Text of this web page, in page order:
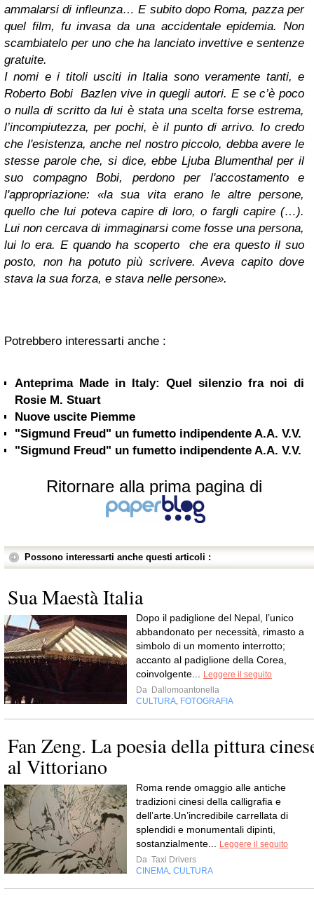
ammalarsi di infleunza… E subito dopo Roma, pazza per
quel film, fu invasa da una accidentale epidemia. Non
scambiatelo per uno che ha lanciato invettive e sentenze
gratuite.
I nomi e i titoli usciti in Italia sono veramente tanti, e
Roberto BobiBazlen vive in quegli autori. E se c’è poco
o nulla di scritto da lui è stata una scelta forse estrema,
l’incompiutezza, per pochi, è il punto di arrivo. Io credo
che l'esistenza, anche nel nostro piccolo, debba avere le
stesse parole che, si dice, ebbe Ljuba Blumenthal per il
suo compagno Bobi, perdono per l'accostamento e
l'appropriazione: «la sua vita erano le altre persone,
quello che lui poteva capire di loro, o fargli capire (…).
Lui non cercava di immaginarsi come fosse una persona,
lui lo era. E quando ha scoperto che era questo il suo
posto, non ha potuto più scrivere. Aveva capito dove
stava la sua forza, e stava nelle persone».
Potrebbero interessarti anche :
Anteprima Made in Italy: Quel silenzio fra noi di
Rosie M. Stuart
Nuove uscite Piemme
"Sigmund Freud" un fumetto indipendente A.A. V.V.
"Sigmund Freud" un fumetto indipendente A.A. V.V.
Ritornare alla prima pagina di
Possono interessarti anche questi articoli :
Sua Maestà Italia
Dopo il padiglione del Nepal, l’unico
abbandonato per necessità, rimasto a
simbolo di un momento interrotto;
accanto al padiglione della Corea,
coinvolgente...
Leggere il seguito
Da Dallomoantonella
CULTURA FOTOGRAFIA
Fan Zeng. La poesia della pittura
al Vittoriano
Roma rende omaggio alle antiche
tradizioni cinesi della calligrafia e
dell’arte.Un’incredibile carrellata di
splendidi e monumentali dipinti,
sostanzialmente...
Leggere il seguito
Da Taxi Drivers
CINEMA CULTURA